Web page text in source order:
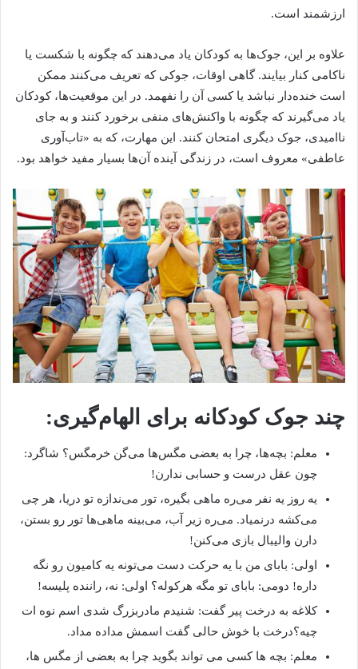
ارزشمند است.
علاوه بر این، جوک‌ها به کودکان یاد می‌دهند که چگونه با شکست یا
ناکامی کنار بیایند. گاهی اوقات، جوکی که تعریف می‌کنند ممکن
است خنده‌دار نباشد یا کسی آن را نفهمد. در این موقعیت‌ها، کودکان
یاد می‌گیرند که چگونه با واکنش‌های منفی برخورد کنند و به جای
ناامیدی، جوک دیگری امتحان کنند. این مهارت، که به «تاب‌آوری
عاطفی» معروف است، در زندگی آینده آن‌ها بسیار مفید خواهد بود.
چند جوک کودکانه برای الهام‌گیری:
معلم: بچه‌ها، چرا به بعضی مگس‌ها می‌گن خرمگس؟ شاگرد:
چون عقل درست و حسابی ندارن!
یه روز یه نفر می‌ره ماهی بگیره، تور می‌ندازه تو دریا، هر چی
می‌کشه درنمیاد. می‌ره زیر آب، می‌بینه ماهی‌ها تور رو بستن،
دارن والیبال بازی می‌کنن!
اولی: بابای من با یه حرکت دست می‌تونه یه کامیون رو نگه
داره! دومی: بابای تو مگه هرکوله؟ اولی: نه، راننده پلیسه!
کلاغه به درخت پیر گفت: شنیدم مادربزرگ شدی اسم نوه ات
چیه؟درخت با خوش حالی گفت اسمش مداده مداد.
معلم: بچه ها کسی می تواند بگوید چرا به بعضی از مگس ها،